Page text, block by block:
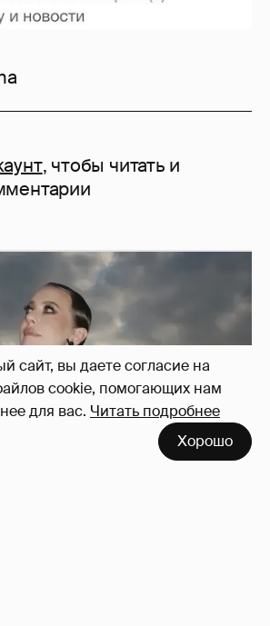
сайт, вы даете согласие на
cookie, помогающих нам
для вас. Читать подробнее
Хорошо
, чтобы читать и